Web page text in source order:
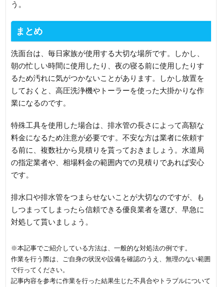
う。
まとめ
洗面台は、毎日家族が使用する大切な場所です。しかし、
朝の忙しい時間に使用したり、夜の寝る前に使用したりす
るため汚れに気がつかないことがあります。しかし放置を
しておくと、高圧洗浄機やトーラーを使った大掛かりな作
業になるのです。
特殊工具を使用した場合は、排水管の長さによって高額な
料金になるため注意が必要です。不安な方は業者に依頼す
る前に、複数社から見積りを貰っておきましょう。水道局
の指定業者や、相場料金の範囲内での見積りであれば安心
です。
排水口や排水管をつまらせないことが大切なのですが、も
しつまってしまったら信頼できる優良業者を選び、早急に
対処して貰いましょう。
※本記事でご紹介している方法は、一般的な対処法の例です。
作業を行う際は、ご自身の状況や設備を確認のうえ、無理のない範囲
で行ってください。
記事内容を参考に作業を行った結果生じた不具合やトラブルについて